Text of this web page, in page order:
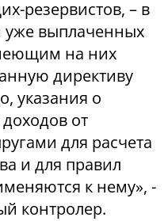
резервистов, – в
уже выплаченных
на них
директиву
указания о
от
для расчета
и для правил
к нему», -
контролер.